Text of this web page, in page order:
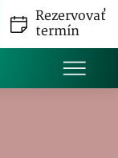
Rezervovať
termín